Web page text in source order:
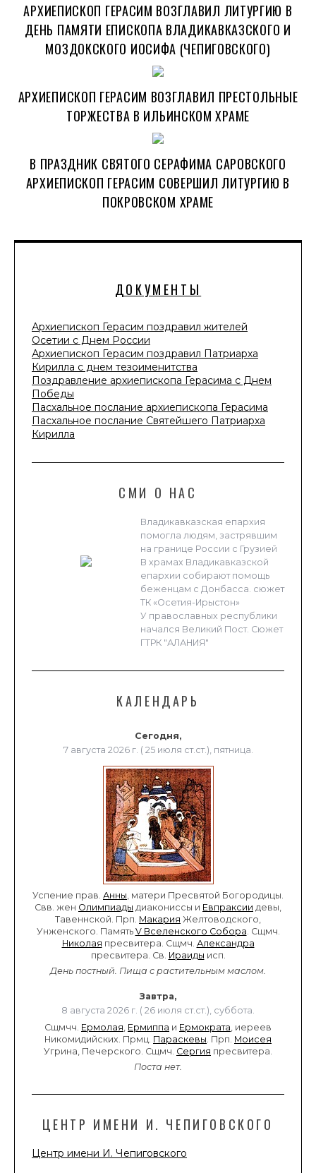
ДОКУМЕНТЫ
Архиепископ Герасим поздравил жителей
Осетии с Днем России
Архиепископ Герасим поздравил Патриарха
Кирилла с днем тезоименитства
Поздравление архиепископа Герасима с Днем
Победы
Пасхальное послание архиепископа Герасима
Пасхальное послание Святейшего Патриарха
Кирилла
СМИ О НАС
Владикавказская епархия
помогла людям, застрявшим
на границе России с Грузией
В храмах Владикавказской
епархии собирают помощь
беженцам с Донбасса. сюжет
ТК «Осетия-Ирыстон»
У православных республики
начался Великий Пост. Сюжет
ГТРК "АЛАНИЯ"
КАЛЕНДАРЬ
Сегодня,
7 августа 2026 г. ( 25 июля ст.ст.), пятница.
Успение прав. Анны , матери Пресвятой Богородицы.
Свв. жен Олимпиады диакониссы и Евпраксии девы,
Тавеннской. Прп. Макария Желтоводского,
Унженского. Память V Вселенского Собора . Сщмч.
Николая пресвитера. Сщмч. Александра
пресвитера. Св. Ираиды исп.
День постный. Пища с растительным маслом.
Завтра,
8 августа 2026 г. ( 26 июля ст.ст.), суббота.
Сщмчч. Ермолая Ермиппа и Ермократа , иереев
Никомидийских. Прмц. Параскевы . Прп. Моисея
Угрина, Печерского. Сщмч. Сергия пресвитера.
Поста нет.
ЦЕНТР ИМЕНИ И. ЧЕПИГОВСКОГО
Центр имени И. Чепиговского
АРХИЕПИСКОП ГЕРАСИМ ВОЗГЛАВИЛ ЛИТУРГИЮ В
ДЕНЬ ПАМЯТИ ЕПИСКОПА ВЛАДИКАВКАЗСКОГО И
МОЗДОКСКОГО ИОСИФА (ЧЕПИГОВСКОГО)
АРХИЕПИСКОП ГЕРАСИМ ВОЗГЛАВИЛ ПРЕСТОЛЬНЫЕ
ТОРЖЕСТВА В ИЛЬИНСКОМ ХРАМЕ
В ПРАЗДНИК СВЯТОГО СЕРАФИМА САРОВСКОГО
АРХИЕПИСКОП ГЕРАСИМ СОВЕРШИЛ ЛИТУРГИЮ В
ПОКРОВСКОМ ХРАМЕ